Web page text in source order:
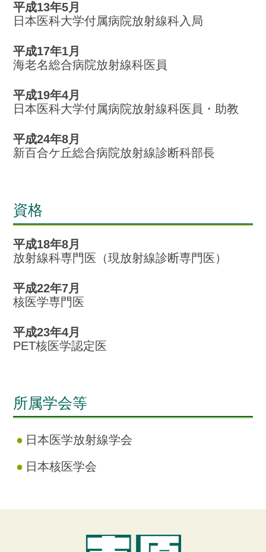
平成13年5月
日本医科大学付属病院放射線科入局
平成17年1月
海老名総合病院放射線科医員
平成19年4月
日本医科大学付属病院放射線科医員・助教
平成24年8月
新百合ケ丘総合病院放射線診断科部長
資格
平成18年8月
放射線科専門医（現放射線診断専門医）
平成22年7月
核医学専門医
平成23年4月
PET核医学認定医
所属学会等
日本医学放射線学会
日本核医学会